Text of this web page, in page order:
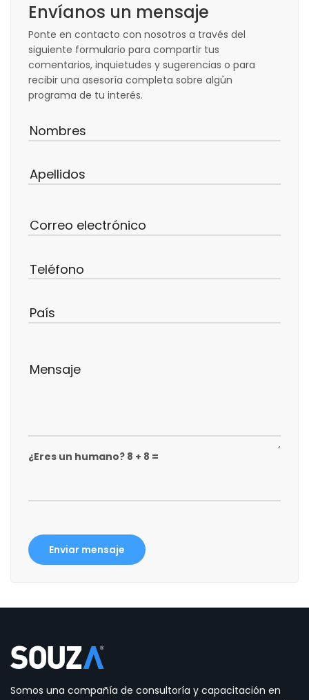
Envíanos un mensaje
Ponte en contacto con nosotros a través del
siguiente formulario para compartir tus
comentarios, inquietudes y sugerencias o para
recibir una asesoría completa sobre algún
programa de tu interés.
¿Eres un humano? 8 + 8 =
Somos una compañía de consultoría y capacitación en